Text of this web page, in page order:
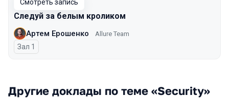
Смотреть запись
Следуй за белым кроликом
Артем Ерошенко Allure Team
Зал 1
Другие доклады по теме «Security»